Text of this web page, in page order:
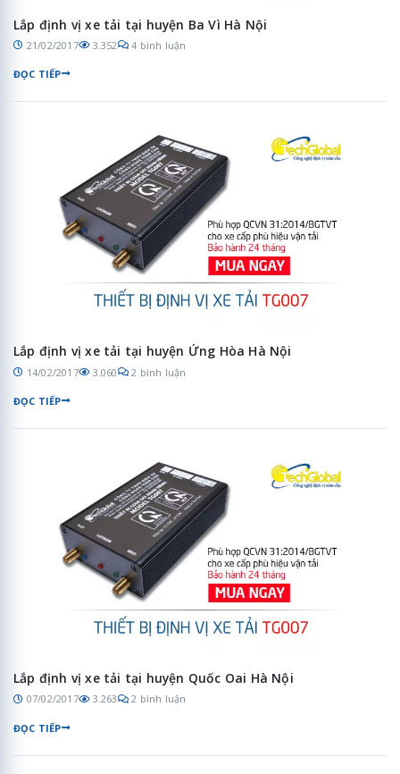
Lắp định vị xe tải tại huyện Ba Vì Hà Nội
21/02/2017 3.352 4 bình luận
ĐỌC TIẾP
Lắp định vị xe tải tại huyện Ứng Hòa Hà Nội
14/02/2017 3.060 2 bình luận
ĐỌC TIẾP
Lắp định vị xe tải tại huyện Quốc Oai Hà Nội
07/02/2017 3.263 2 bình luận
ĐỌC TIẾP